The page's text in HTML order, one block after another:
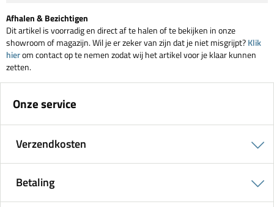
Afhalen & Bezichtigen
Dit artikel is voorradig en direct af te halen of te bekijken in onze
showroom of magazijn. Wil je er zeker van zijn dat je niet misgrijpt?Klik
hierom contact op te nemen zodat wij het artikel voor je klaar kunnen
zetten.
Onze service
Verzendkosten
Betaling